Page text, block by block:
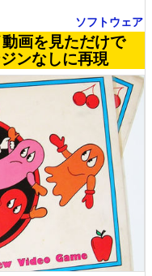
ソフトウェア
画を見ただけで
ンなしに再現